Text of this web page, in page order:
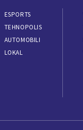
ESPORTS
TEHNOPOLIS
AUTOMOBILI
LOKAL